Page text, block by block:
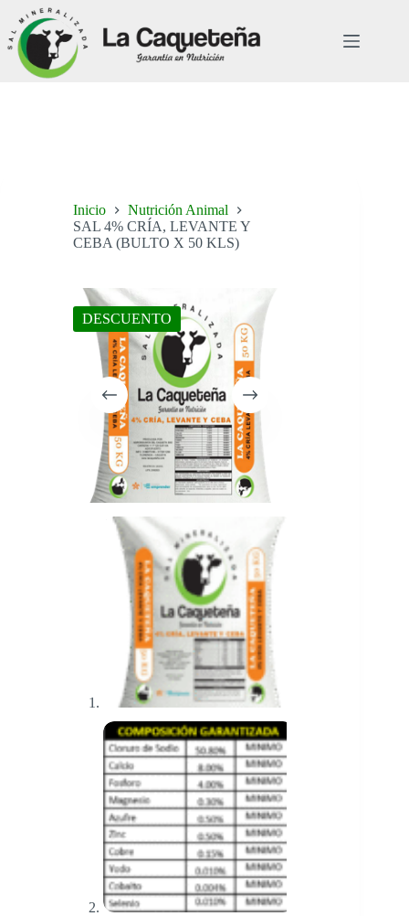
contenido
Inicio
Nutrición Animal
SAL 4% CRÍA, LEVANTE Y
CEBA (BULTO X 50 KLS)
DESCUENTO